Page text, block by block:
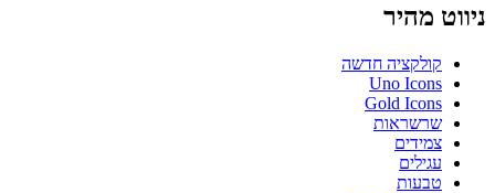
ניווט מהיר
קולקציה חדשה
Uno Icons
Gold Icons
שרשראות
צמידים
עגילים
טבעות